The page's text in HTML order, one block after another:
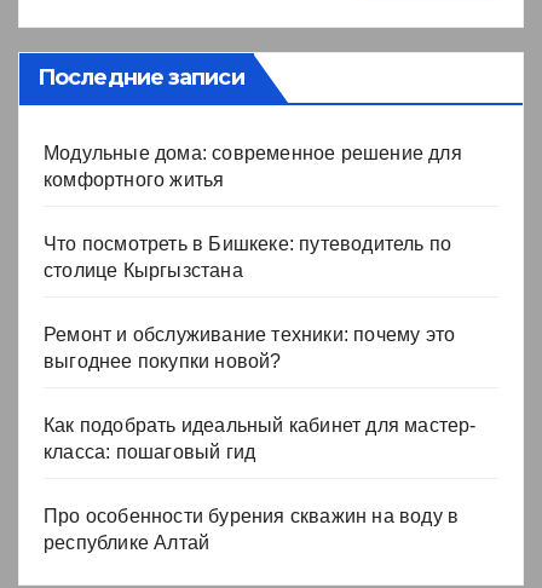
Последние записи
Модульные дома: современное решение для
комфортного житья
Что посмотреть в Бишкеке: путеводитель по
столице Кыргызстана
Ремонт и обслуживание техники: почему это
выгоднее покупки новой?
Как подобрать идеальный кабинет для мастер-
класса: пошаговый гид
Про особенности бурения скважин на воду в
республике Алтай